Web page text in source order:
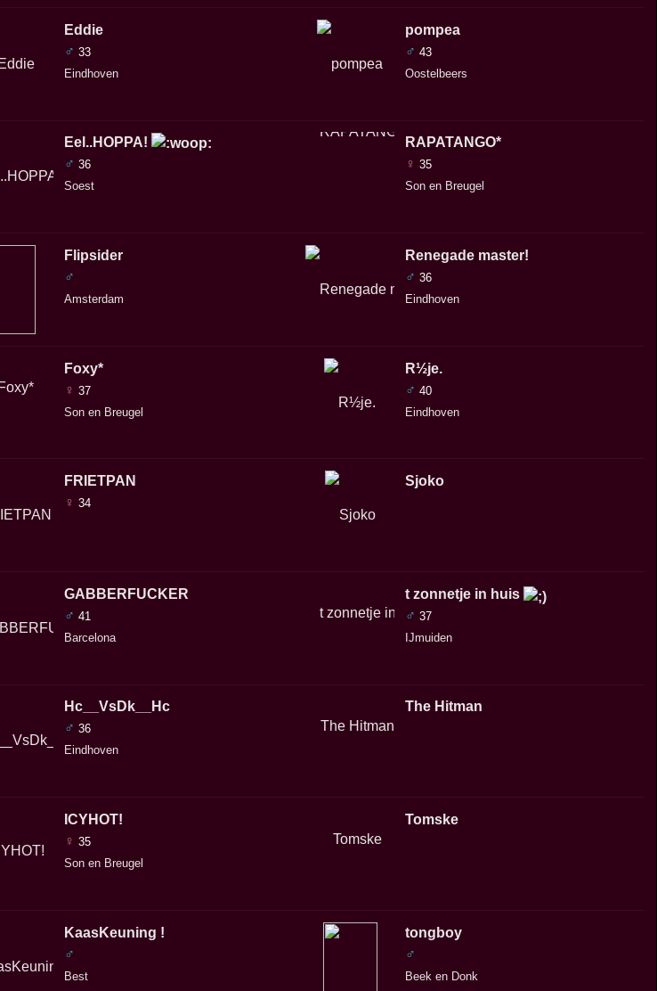
Eddie
♂ 33
Eindhoven
Eel..HOPPA!
♂ 36
Soest
Flipsider
♂
Amsterdam
Foxy*
♀ 37
Son en Breugel
FRIETPAN
♀ 34
GABBERFUCKER
♂ 41
Barcelona
Hc__VsDk__Hc
♂ 36
Eindhoven
ICYHOT!
♀ 35
Son en Breugel
KaasKeuning !
♂
Best
pompea
♂ 43
Oostelbeers
RAPATANGO*
♀ 35
Son en Breugel
Renegade master!
♂ 36
Eindhoven
R½je.
♂ 40
Eindhoven
Sjoko
t zonnetje in huis
♂ 37
IJmuiden
The Hitman
Tomske
tongboy
♂
Beek en Donk